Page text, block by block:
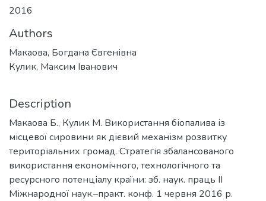
2016
Authors
Макаова, Богдана Євгенівна
Кулик, Максим Іванович
Description
Макаова Б., Кулик М. Використання біопалива із
місцевої сировини як дієвий механізм розвитку
територіальних громад. Стратегія збалансованого
використання економічного, технологічного та
ресурсного потенціалу країни: зб. наук. праць ІІ
Міжнародної наук.–практ. конф. 1 червня 2016 р.